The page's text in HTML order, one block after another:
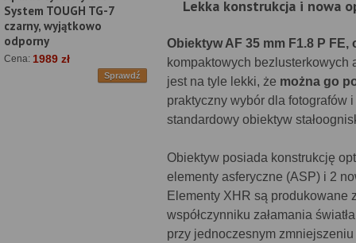
System TOUGH TG-7
czarny, wyjątkowo
odporny
Cena: 1989 zł
Sprawdź
Lekka konstrukcja i nowa
Obiektyw AF 35 mm F1.8 P FE,
kompaktowych bezlusterkowych
jest na tyle lekki, że można go
praktyczny wybór dla fotografów
standardowy obiektyw
Obiektyw posiada konstrukcję
elementy asferyczne (ASP) i 2
Elementy XHR są produkowane
współczynniku załamania
przy jednoczesnym